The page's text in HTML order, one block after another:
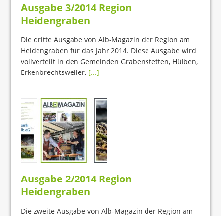
Ausgabe 3/2014 Region
Heidengraben
Die dritte Ausgabe von Alb-Magazin der Region am
Heidengraben für das Jahr 2014. Diese Ausgabe wird
vollverteilt in den Gemeinden Grabenstetten, Hülben,
Erkenbrechtsweiler, [...]
Ausgabe 2/2014 Region
Heidengraben
Die zweite Ausgabe von Alb-Magazin der Region am